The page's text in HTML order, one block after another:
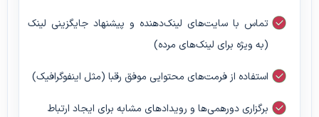
تماس با سایت‌های لینک‌دهنده و پیشنهاد جایگزینی لینک
(به ویژه برای لینک‌های مرده)
استفاده از فرمت‌های محتوایی موفق رقبا (مثل اینفوگرافیک)
برگزاری دورهمی‌ها و رویدادهای مشابه برای ایجاد ارتباط